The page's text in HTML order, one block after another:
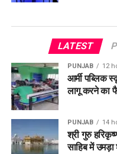
LATEST
PUNJAB 12
आर्मी पब्लिक
लागू करने का
PUNJAB 14
श्री गुरु
साहिब में